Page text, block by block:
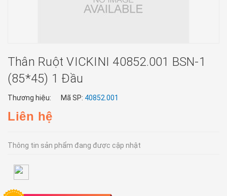
Thân Ruột VICKINI 40852.001 BSN-1
(85*45) 1 Đầu
Thương hiệu: Mã SP: 40852.001
Liên hệ
Thông tin sản phẩm đang được cập nhật